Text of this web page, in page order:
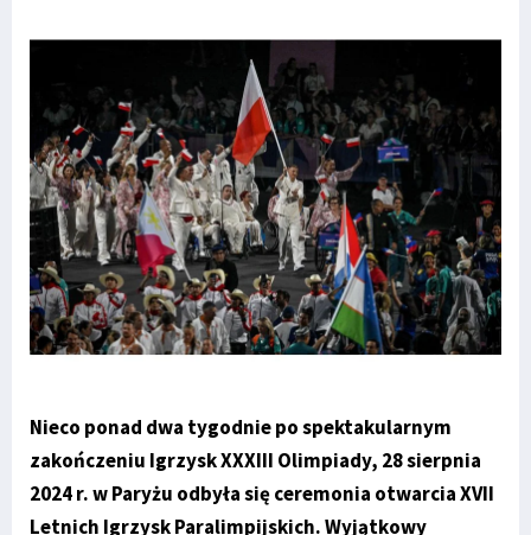
Nieco ponad dwa tygodnie po spektakularnym
zakończeniu Igrzysk XXXIII Olimpiady, 28 sierpnia
2024 r. w Paryżu odbyła się ceremonia otwarcia XVII
Letnich Igrzysk Paralimpijskich. Wyjątkowy